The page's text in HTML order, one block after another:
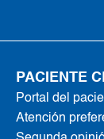
PACIENTE
Portal del
Atención